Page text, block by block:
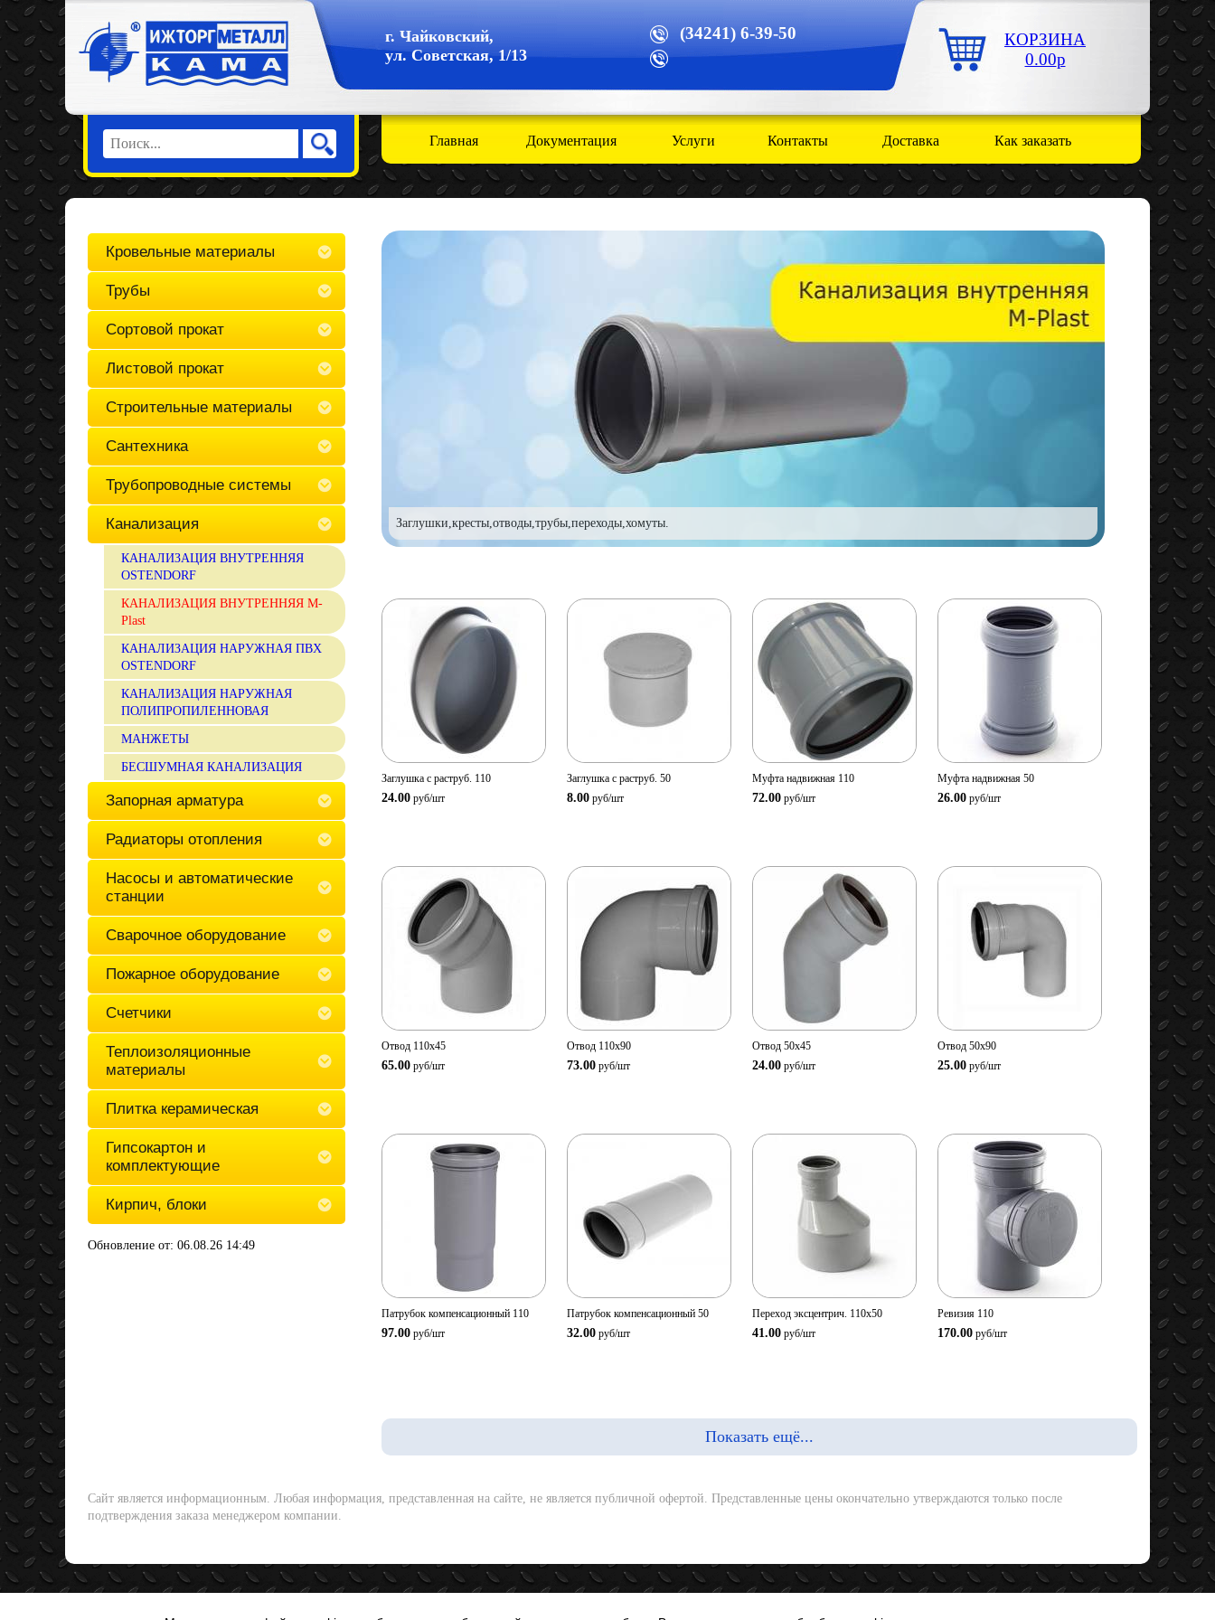
г. Чайковский,
ул. Советская, 1/13
(34241) 6-39-50
КОРЗИНА
0.00р
Главная Документация Услуги Контакты Доставка Как заказать
Кровельные материалы
Трубы
Сортовой прокат
Листовой прокат
Строительные материалы
Сантехника
Трубопроводные системы
Канализация
КАНАЛИЗАЦИЯ ВНУТРЕННЯЯ
OSTENDORF
КАНАЛИЗАЦИЯ ВНУТРЕННЯЯ М-
Рlast
КАНАЛИЗАЦИЯ НАРУЖНАЯ ПВХ
OSTENDORF
КАНАЛИЗАЦИЯ НАРУЖНАЯ
ПОЛИПРОПИЛЕННОВАЯ
МАНЖЕТЫ
БЕСШУМНАЯ КАНАЛИЗАЦИЯ
Запорная арматура
Радиаторы отопления
Насосы и автоматические
станции
Сварочное оборудование
Пожарное оборудование
Счетчики
Теплоизоляционные
материалы
Плитка керамическая
Гипсокартон и
комплектующие
Кирпич, блоки
Обновление от: 06.08.26 14:49
Заглушки,кресты,отводы,трубы,переходы,хомуты.
Просмотр
товара
Количество:
В корзину
Заглушка с раструб. 110
24.00 руб/шт
Просмотр
Количество:
Заглушка с раструб. 50
8.00 руб/шт
Просмотр
товара
Количество:
В корзину
Муфта надвижная 110
72.00 руб/шт
Просмотр
товара
Количество:
В корзину
Муфта надвижная 50
26.00 руб/шт
Просмотр
товара
В корзину
Отвод 110х45
65.00 руб/шт
Просмотр
В корзину
Отвод 110х90
73.00 руб/шт
Просмотр
В корзину
Отвод 50х45
24.00 руб/шт
Просмотр
товара
Отвод 50х90
25.00 руб/шт
В корзину
Патрубок компенсационный 110
97.00 руб/шт
товара
Количество:
Патрубок компенсационный 50
32.00 руб/шт
Просмотр
товара
Количество:
Переход эксцентрич. 110х50
41.00 руб/шт
Просмотр
товара
Количество:
В корзину
Ревизия 110
170.00 руб/шт
Показать ещё...
Сайт является информационным. Любая информация, представленная на сайте, не является публичной офертой. Представленные цены окончательно утверждаются только после
подтверждения заказа менеджером компании.